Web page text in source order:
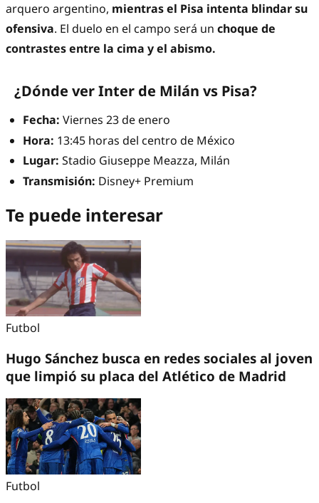
arquero argentino, mientras el Pisa intenta blindar su
ofensiva. El duelo en el campo será un choque de
contrastes entre la cima y el abismo.
¿Dónde ver Inter de Milán vs Pisa?
Fecha: Viernes 23 de enero
Hora: 13:45 horas del centro de México
Lugar: Stadio Giuseppe Meazza, Milán
Transmisión: Disney+ Premium
Te puede interesar
Futbol
Hugo Sánchez busca en redes sociales al joven
que limpió su placa del Atlético de Madrid
Futbol